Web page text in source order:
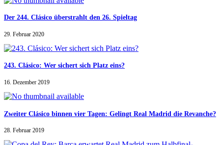
Der 244. Clásico überstrahlt den 26. Spieltag
29. Februar 2020
243. Clásico: Wer sichert sich Platz eins?
16. Dezember 2019
Zweiter Clásico binnen vier Tagen: Gelingt Real Madrid die Revanche?
28. Februar 2019